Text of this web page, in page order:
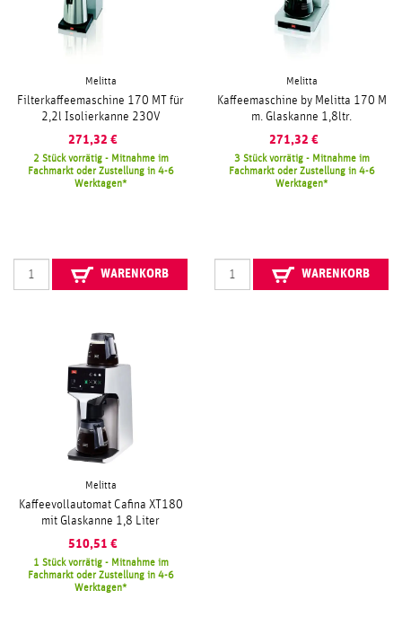
Melitta
Filterkaffeemaschine 170 MT für
2,2l Isolierkanne 230V
271,32 €
2 Stück vorrätig - Mitnahme im
Fachmarkt oder Zustellung in 4-6
Werktagen
WARENKORB
Melitta
Kaffeemaschine by Melitta 170 M
m. Glaskanne 1,8ltr.
271,32 €
3 Stück vorrätig - Mitnahme im
Fachmarkt oder Zustellung in 4-6
Werktagen
WARENKORB
Melitta
Kaffeevollautomat Cafina XT180
mit Glaskanne 1,8 Liter
510,51 €
1 Stück vorrätig - Mitnahme im
Fachmarkt oder Zustellung in 4-6
Werktagen